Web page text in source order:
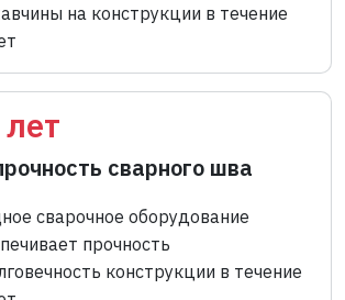
на конструкции в течение
сварного шва
сварочное оборудование
прочность
конструкции в течение